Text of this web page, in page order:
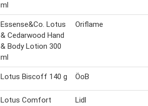
ml
Essense&Co. Lotus
& Cedarwood Hand
& Body Lotion 300
ml
Oriflame
Lotus Biscoff 140 g ÖoB
Lotus Comfort
Lidl